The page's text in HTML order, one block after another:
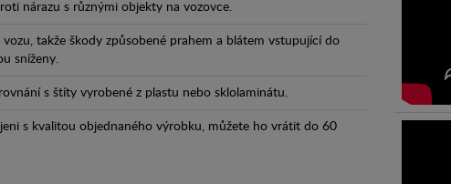
nárazu s různými objekty na vozovce.
takže škody způsobené prahem a blátem vstupující do
sníženy.
s štíty vyrobené z plastu nebo sklolaminátu.
s kvalitou objednaného výrobku, můžete ho vrátit do 60